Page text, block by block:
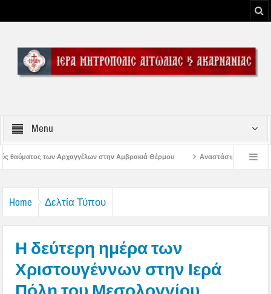
Menu
στην Αμβρακιά Θέρμου Αναστάσιμος Εσπερινός στην Παλαιοκαρυά
Home Δελτία Τύπου
Η δεύτερη ημέρα των
Χριστουγέννων στην Ιερά